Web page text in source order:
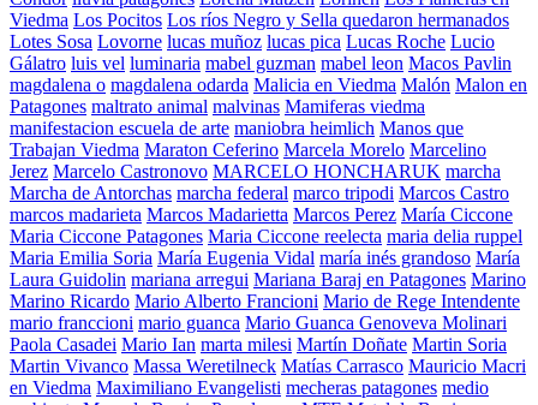
Viedma Los Pocitos Los ríos Negro y Sella quedaron hermanados
Lotes Sosa Lovorne lucas muñoz lucas pica Lucas Roche Lucio
Gálatro luis vel luminaria mabel guzman mabel leon Macos Pavlin
magdalena o magdalena odarda Malicia en Viedma Malón Malon en
Patagones maltrato animal malvinas Mamiferas viedma
manifestacion escuela de arte maniobra heimlich Manos que
Trabajan Viedma Maraton Ceferino Marcela Morelo Marcelino
Jerez Marcelo Castronovo MARCELO HONCHARUK marcha
Marcha de Antorchas marcha federal marco tripodi Marcos Castro
marcos madarieta Marcos Madarietta Marcos Perez María Ciccone
Maria Ciccone Patagones Maria Ciccone reelecta maria delia ruppel
Maria Emilia Soria María Eugenia Vidal maría inés grandoso María
Laura Guidolin mariana arregui Mariana Baraj en Patagones Marino
Marino Ricardo Mario Alberto Francioni Mario de Rege Intendente
mario franccioni mario guanca Mario Guanca Genoveva Molinari
Paola Casadei Mario Ian marta milesi Martín Doñate Martin Soria
Martin Vivanco Massa Weretilneck Matías Carrasco Mauricio Macri
en Viedma Maximiliano Evangelisti mecheras patagones medio